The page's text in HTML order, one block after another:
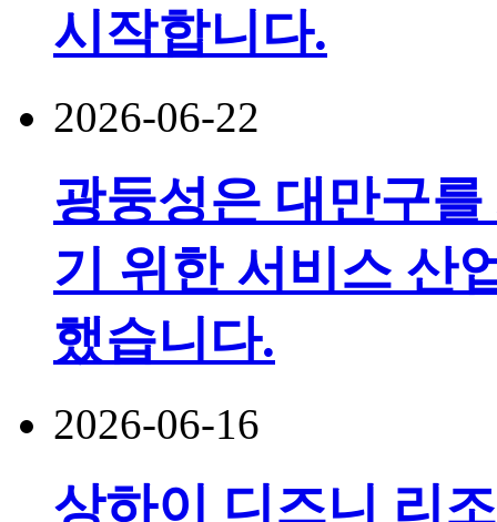
시작합니다.
2026-06-22
광둥성은 대만구
기 위한 서비스 산
했습니다.
2026-06-16
상하이 디즈니 리